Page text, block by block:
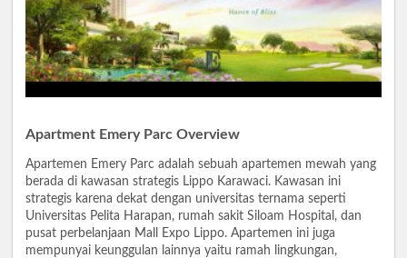
Apartment Emery Parc Overview
Apartemen Emery Parc adalah sebuah apartemen mewah yang
berada di kawasan strategis Lippo Karawaci. Kawasan ini
strategis karena dekat dengan universitas ternama seperti
Universitas Pelita Harapan, rumah sakit Siloam Hospital, dan
pusat perbelanjaan Mall Expo Lippo. Apartemen ini juga
mempunyai keunggulan lainnya yaitu ramah lingkungan,